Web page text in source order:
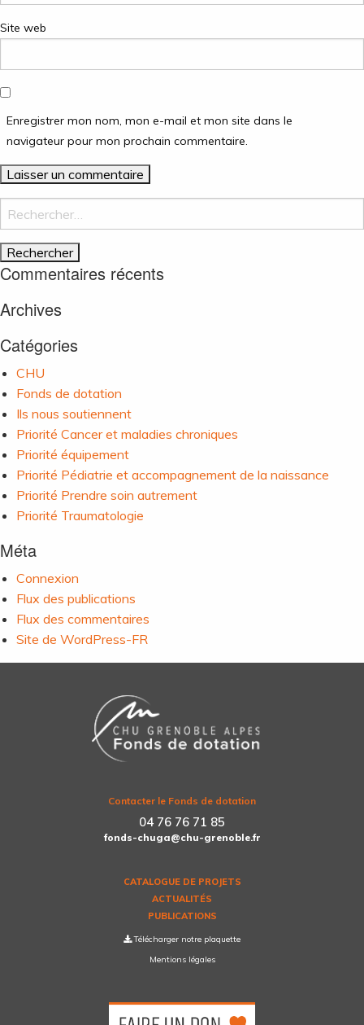
Site web
Enregistrer mon nom, mon e-mail et mon site dans le
navigateur pour mon prochain commentaire.
Rechercher :
Commentaires récents
Archives
Catégories
CHU
Fonds de dotation
Ils nous soutiennent
Priorité Cancer et maladies chroniques
Priorité équipement
Priorité Pédiatrie et accompagnement de la naissance
Priorité Prendre soin autrement
Priorité Traumatologie
Méta
Connexion
Flux des publications
Flux des commentaires
Site de WordPress-FR
Contacter le Fonds de dotation
04 76 76 71 85
fonds-chuga@chu-grenoble.fr
CATALOGUE DE PROJETS
ACTUALITÉS
PUBLICATIONS
Télécharger notre plaquette
Mentions légales